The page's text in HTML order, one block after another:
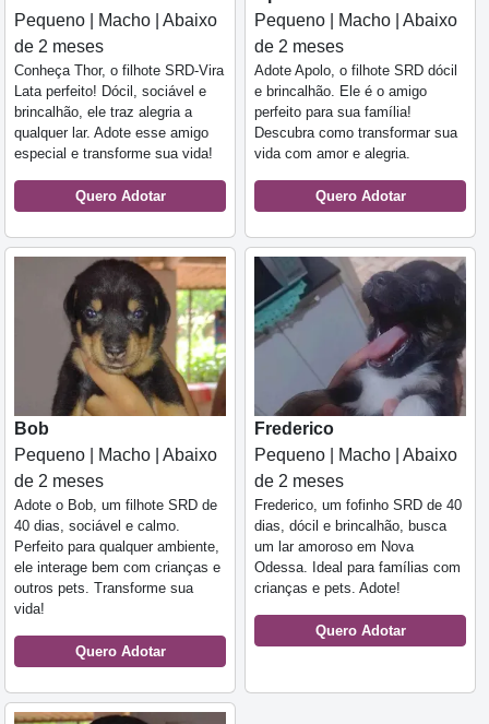
Pequeno | Macho | Abaixo
de 2 meses
Conheça Thor, o filhote SRD-Vira
Lata perfeito! Dócil, sociável e
brincalhão, ele traz alegria a
qualquer lar. Adote esse amigo
especial e transforme sua vida!
Quero Adotar
Pequeno | Macho | Abaixo
de 2 meses
Adote Apolo, o filhote SRD dócil
e brincalhão. Ele é o amigo
perfeito para sua família!
Descubra como transformar sua
vida com amor e alegria.
Quero Adotar
Bob
Pequeno | Macho | Abaixo
de 2 meses
Adote o Bob, um filhote SRD de
40 dias, sociável e calmo.
Perfeito para qualquer ambiente,
ele interage bem com crianças e
outros pets. Transforme sua
vida!
Quero Adotar
Frederico
Pequeno | Macho | Abaixo
de 2 meses
Frederico, um fofinho SRD de 40
dias, dócil e brincalhão, busca
um lar amoroso em Nova
Odessa. Ideal para famílias com
crianças e pets. Adote!
Quero Adotar